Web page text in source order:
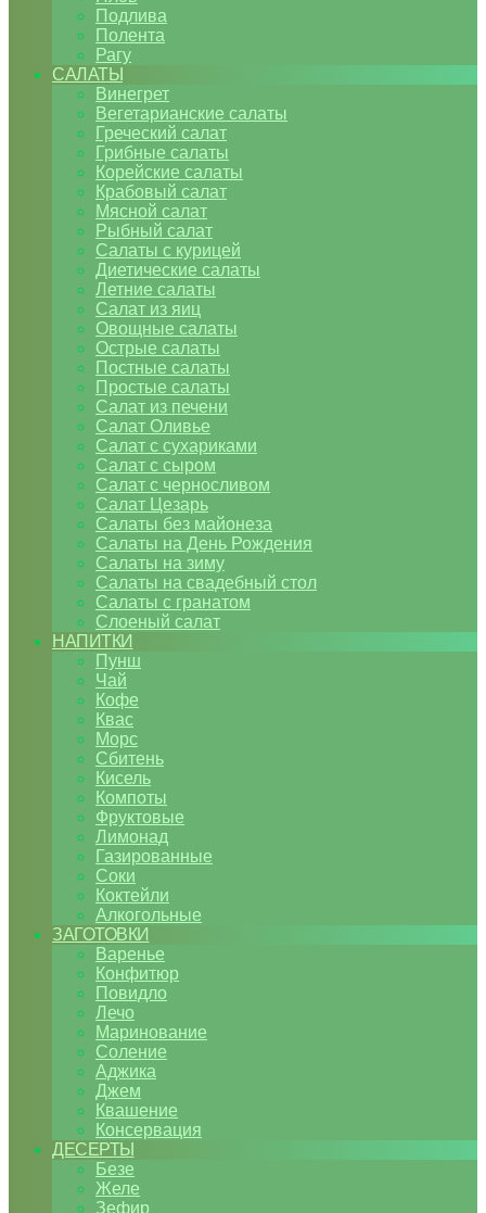
Подлива
Полента
Рагу
САЛАТЫ
Винегрет
Вегетарианские салаты
Греческий салат
Грибные салаты
Корейские салаты
Крабовый салат
Мясной салат
Рыбный салат
Салаты с курицей
Диетические салаты
Летние салаты
Салат из яиц
Овощные салаты
Острые салаты
Постные салаты
Простые салаты
Салат из печени
Салат Оливье
Салат с сухариками
Салат с сыром
Салат с черносливом
Салат Цезарь
Салаты без майонеза
Салаты на День Рождения
Салаты на зиму
Салаты на свадебный стол
Салаты с гранатом
Слоеный салат
НАПИТКИ
Пунш
Чай
Кофе
Квас
Морс
Сбитень
Кисель
Компоты
Фруктовые
Лимонад
Газированные
Соки
Коктейли
Алкогольные
ЗАГОТОВКИ
Варенье
Конфитюр
Повидло
Лечо
Маринование
Соление
Аджика
Джем
Квашение
Консервация
ДЕСЕРТЫ
Безе
Желе
Зефир